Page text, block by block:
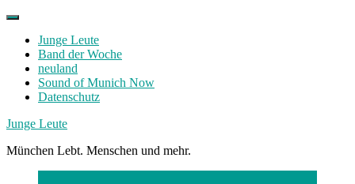
Skip
contentJunge Leute
Band der Woche
neuland
Sound of Munich Now
Datenschutz
Facebook
Twitter
Instagram
Junge Leute
München Lebt. Menschen und mehr.